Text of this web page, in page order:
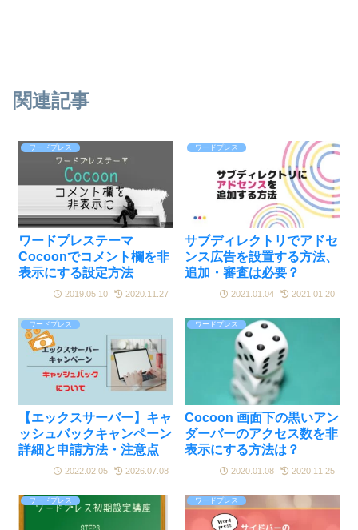
関連記事
ワードプレス
ワードプレステーマ
Cocoonでコメント欄を非
表示にする設定方法
2019.05.10 2020.11.27
ワードプレス
サブディレクトリでアドセ
ンス広告を設置する方法、
追加・審査は必要？
2021.01.04 2021.01.20
ワードプレス
【エックスサーバー】キャ
ッシュバックキャンペーン
詳細と申請方法・注意点
2022.02.05 2026.07.08
ワードプレス
Cocoon 画面下の黒いアン
ダーバーのアクセス数を非
表示にする方法は？
2020.01.08 2020.11.25
ワードプレス ワードプレス